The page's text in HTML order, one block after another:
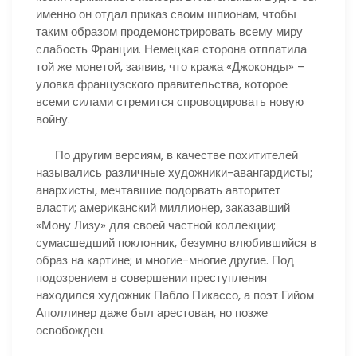
именно он отдал приказ своим шпионам, чтобы
таким образом продемонстрировать всему миру
слабость Франции. Немецкая сторона отплатила
той же монетой, заявив, что кража «Джоконды» –
уловка французского правительства, которое
всеми силами стремится спровоцировать новую
войну.
По другим версиям, в качестве похитителей
назывались различные художники-авангардисты;
анархисты, мечтавшие подорвать авторитет
власти; американский миллионер, заказавший
«Мону Лизу» для своей частной коллекции;
сумасшедший поклонник, безумно влюбившийся в
образ на картине; и многие-многие другие. Под
подозрением в совершении преступления
находился художник Пабло Пикассо, а поэт Гийом
Аполлинер даже был арестован, но позже
освобожден.